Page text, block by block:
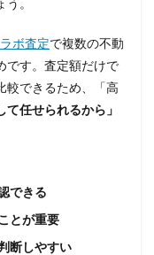
。
ボ査定で複数の不動
です。査定額だけで
較できるため、「高
て任せられるから」
できる
とが重要
断しやすい